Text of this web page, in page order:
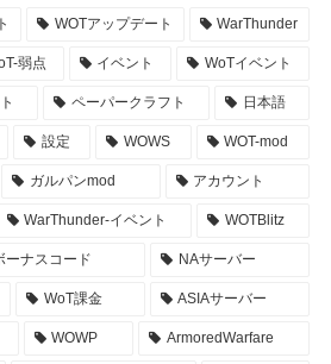
WOTアップデート WarThunder
弱点 イベント WoTイベント
ペーパークラフト 日本語
設定 WOWS WOT-mod
ガルパンmod アカウント
WarThunder-イベント WOTBlitz
ーナスコード NAサーバー
WoT課金 ASIAサーバー
WOWP ArmoredWarfare